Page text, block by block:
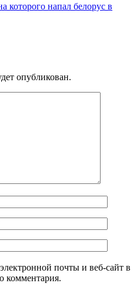
которого напал белорус в
опубликован.
почты и веб-сайт в
комментария.